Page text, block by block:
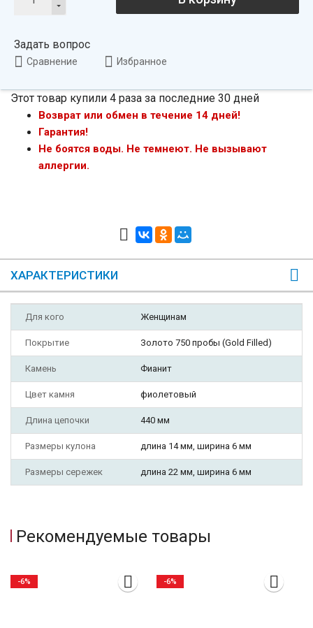
Задать вопрос
Сравнение Избранное
Этот товар купили 4 раза за последние 30 дней
Возврат или обмен в течение 14 дней!
Гарантия!
Не боятся воды. Не темнеют. Не вызывают
аллергии.
ХАРАКТЕРИСТИКИ
Для кого Женщинам
Покрытие Золото 750 пробы (Gold Filled)
Камень Фианит
Цвет камня фиолетовый
Длина цепочки 440 мм
Размеры кулона длина 14 мм, ширина 6 мм
Размеры сережек длина 22 мм, ширина 6 мм
Рекомендуемые товары
-6% -6%